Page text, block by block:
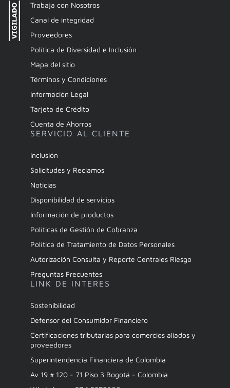
Trabaja con Nosotros
Canal de integridad
Proveedores
Política de Diversidad e Inclusión
Mapa del sitio
Términos y Condiciones
Información Legal
Tarjeta de Crédito
Cuenta de Ahorros
SERVICIO AL CLIENTE
Inclusión
Solicitudes y Reclamos
Noticias
Disponibilidad de servicios
Información de productos
Políticas de Gestión de Cobranza
Política de Tratamiento de Datos Personales
Autorización Consulta y Reporte Centrales Riesgo
Preguntas Frecuentes
LINK DE INTERES
Sostenibilidad
Defensor del Consumidor Financiero
Certificaciones tributarias para comercios aliados y
proveedores
Superintendencia Financiera de Colombia
Av 19 # 120 - 71 Piso 3 Bogotá - Colombia